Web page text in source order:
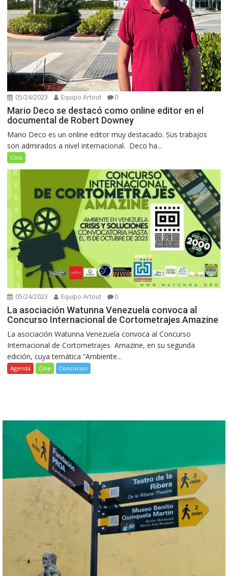
05/24/2023 Equipo Artout 0
Mario Deco se destacó como online editor en el
documental de Robert Downey
Mario Deco es un online editor muy destacado. Sus trabajos
son admirados a nivel internacional. Deco ha...
Cine
05/24/2023 Equipo Artout 0
La asociación Watunna Venezuela convoca al
Concurso Internacional de Cortometrajes Amazine
La asociación Watunna Venezuela convoca al Concurso
Internacional de Cortometrajes Amazine, en su segunda
edición, cuya temática “Ambiente...
Agenda Cine Concursos